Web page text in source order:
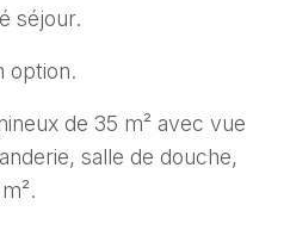
séjour.
option.
de 35 m² avec vue
salle de douche,